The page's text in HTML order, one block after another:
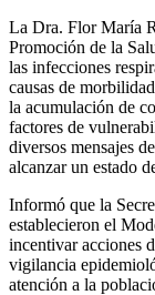
La Dra. Flor María
Promoción de la
las infecciones
causas de
la acumulación de
factores de
diversos mensajes
alcanzar un estado
Informó que la
establecieron el
incentivar acciones
vigilancia
atención a la